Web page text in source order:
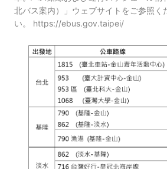
北バス案内）」ウェブサイトをご参照く
い。 https://ebus.gov.taipei/